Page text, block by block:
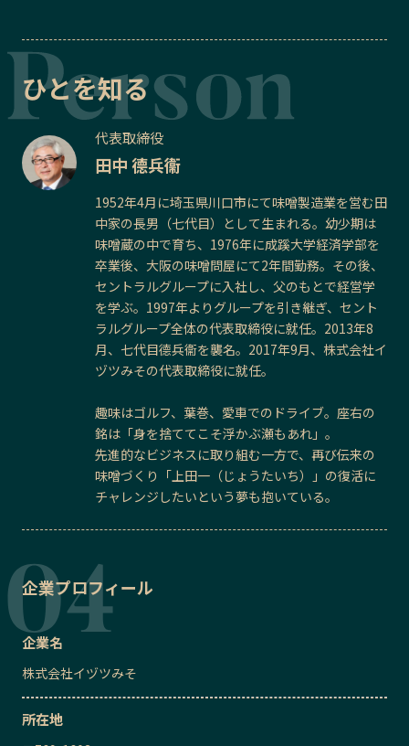
ひとを知る
代表取締役
田中 德兵衞
1952年4月に埼玉県川口市にて味噌製造業を営む田
中家の長男（七代目）として生まれる。幼少期は
味噌蔵の中で育ち、1976年に成蹊大学経済学部を
卒業後、大阪の味噌問屋にて2年間勤務。その後、
セントラルグループに入社し、父のもとで経営学
を学ぶ。1997年よりグループを引き継ぎ、セント
ラルグループ全体の代表取締役に就任。2013年8
月、七代目德兵衞を襲名。2017年9月、株式会社イ
ヅツみその代表取締役に就任。
趣味はゴルフ、葉巻、愛車でのドライブ。座右の
銘は「身を捨ててこそ浮かぶ瀬もあれ」。
先進的なビジネスに取り組む一方で、再び伝来の
味噌づくり「上田一（じょうたいち）」の復活に
チャレンジしたいという夢も抱いている。
企業プロフィール
企業名
株式会社イヅツみそ
所在地